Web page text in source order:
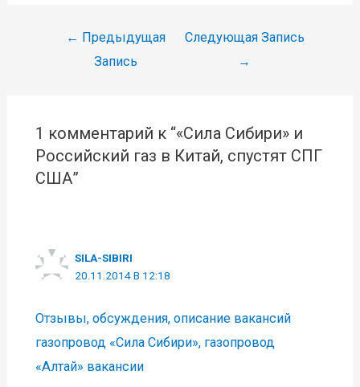
Навигация
← Предыдущая
Запись
Следующая Запись
→
1 комментарий к “«Сила Сибири» и
Российский газ в Китай, спустят СПГ
США”
SILA-SIBIRI
20.11.2014 В 12:18
Отзывы, обсуждения, описание вакансий
газопровод «Сила Сибири», газопровод
«Алтай» вакансии